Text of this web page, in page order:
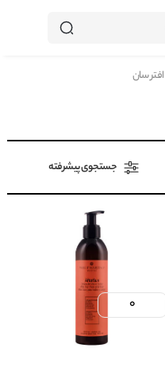
افتر سان
جستجوی پیشرفته